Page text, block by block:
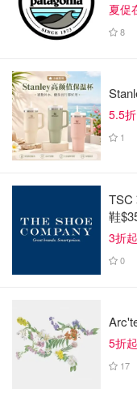
50种维生素以及抗
每日随餐或餐后一粒
SWISSE免疫力
夏促
8
5.5
1
TSC
鞋
3折
0
5折
17